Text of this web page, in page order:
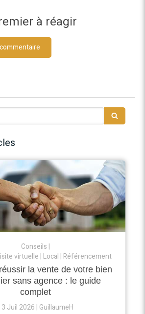
à réagir
Conseils
virtuelle Local Référencement
la vente de votre bien
sans agence : le guide
complet
Juil 2026 GuillaumeH